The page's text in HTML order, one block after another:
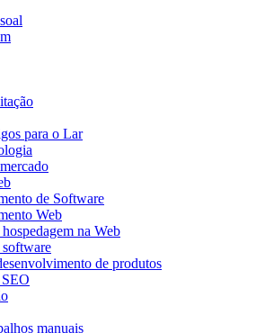
para o Lar
de Software
Web
na Web
software
de produtos
manuais